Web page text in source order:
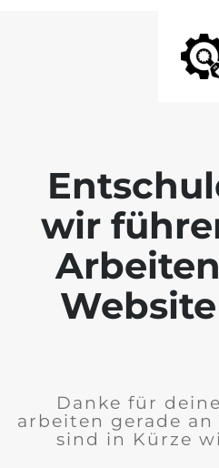
wir
Danke für
arbeiten gerade
sind in Kürze